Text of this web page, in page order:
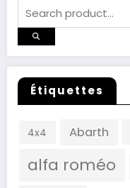
Étiquettes
4x4 Abarth
alfa roméo